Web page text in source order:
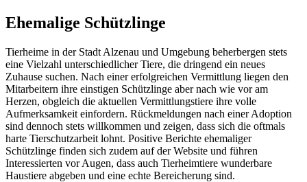
Ehemalige Schützlinge
Tierheime in der Stadt Alzenau und Umgebung beherbergen stets
eine Vielzahl unterschiedlicher Tiere, die dringend ein neues
Zuhause suchen. Nach einer erfolgreichen Vermittlung liegen den
Mitarbeitern ihre einstigen Schützlinge aber nach wie vor am
Herzen, obgleich die aktuellen Vermittlungstiere ihre volle
Aufmerksamkeit einfordern. Rückmeldungen nach einer Adoption
sind dennoch stets willkommen und zeigen, dass sich die oftmals
harte Tierschutzarbeit lohnt. Positive Berichte ehemaliger
Schützlinge finden sich zudem auf der Website und führen
Interessierten vor Augen, dass auch Tierheimtiere wunderbare
Haustiere abgeben und eine echte Bereicherung sind.